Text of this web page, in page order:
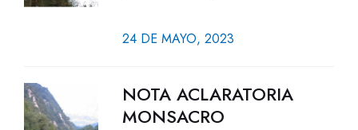
24 DE MAYO, 2023
NOTA ACLARATORIA
MONSACRO